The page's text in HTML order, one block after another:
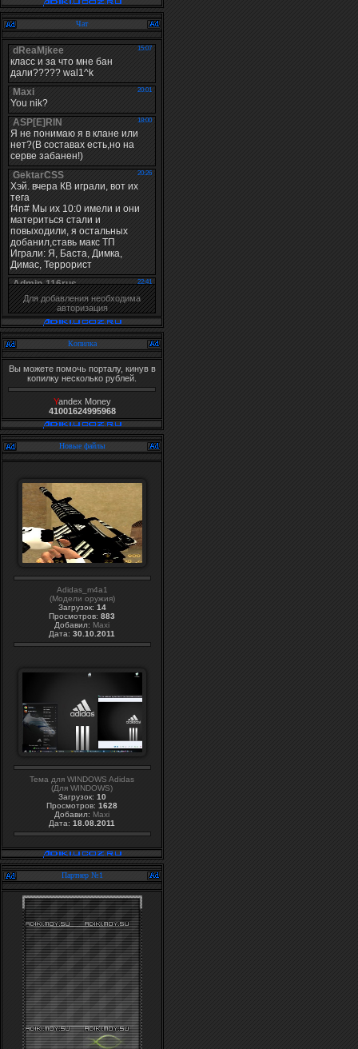
Чат
Для добавления необходима
авторизация
Копилка
Вы можете помочь порталу, кинув в
копилку несколько рублей.
Yandex Money
41001624995968
Новые файлы
Adidas_m4a1
(Модели оружия)
Загрузок: 14
Просмотров: 883
Добавил: Maxi
Дата: 30.10.2011
Тема для WINDOWS Adidas
(Для WINDOWS)
Загрузок: 10
Просмотров: 1628
Добавил: Maxi
Дата: 18.08.2011
Партнер №1